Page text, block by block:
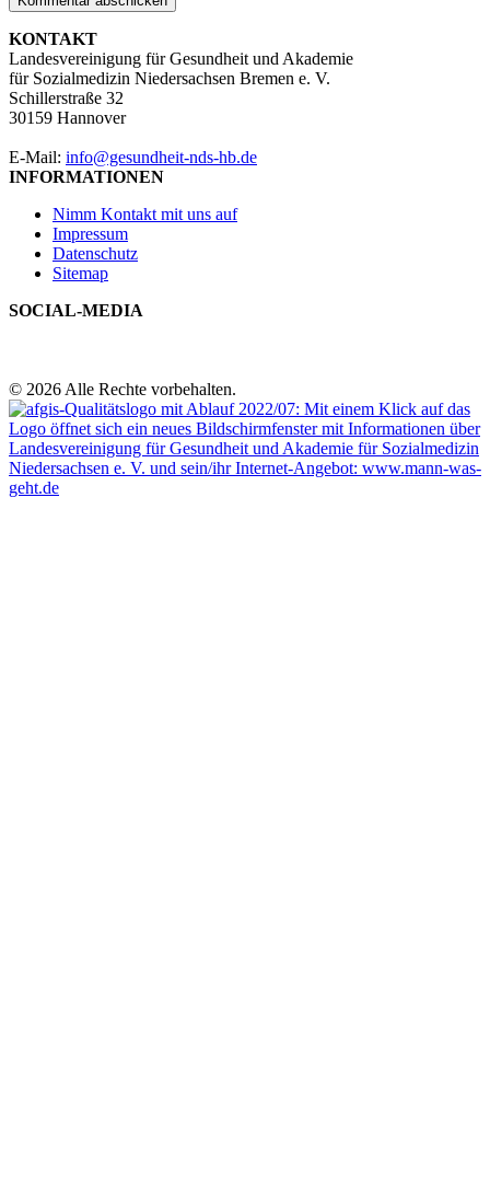
KONTAKT
Landesvereinigung für Gesundheit und Akademie
für Sozialmedizin Niedersachsen Bremen e. V.
Schillerstraße 32
30159 Hannover
E-Mail: info@gesundheit-nds-hb.de
INFORMATIONEN
Nimm Kontakt mit uns auf
Impressum
Datenschutz
Sitemap
SOCIAL-MEDIA
© 2026 Alle Rechte vorbehalten.